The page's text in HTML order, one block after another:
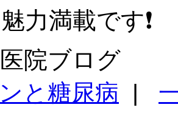
力満載です❗️
院ブログ
と糖尿病 |